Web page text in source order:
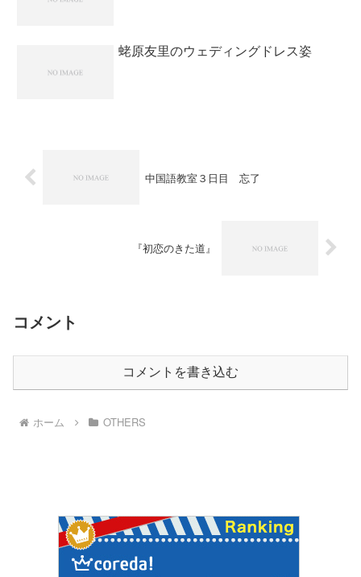
蛯原友里のウェディングドレス姿
中国語教室３日目 忘了
『初恋のきた道』
コメント
コメントを書き込む
ホーム OTHERS